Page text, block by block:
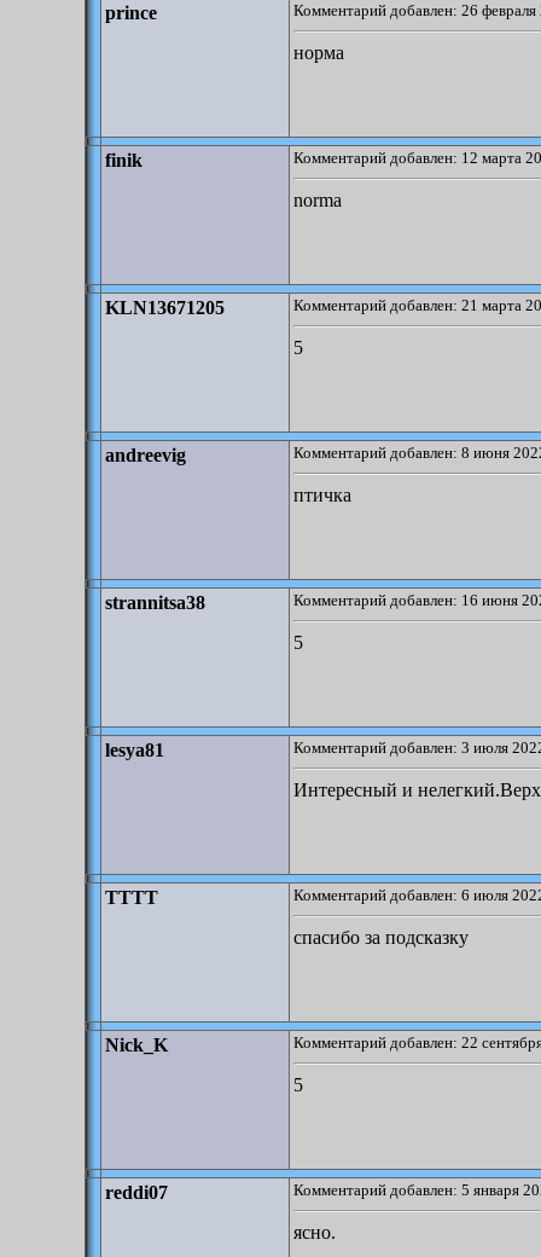
prince Комментарий добавлен: 26
норма
finik Комментарий добавлен: 12 марта
norma
KLN13671205 Комментарий добавлен: 21 марта
5
andreevig Комментарий добавлен: 8 июня
птичка
strannitsa38 Комментарий добавлен: 16 июня
5
lesya81 Комментарий добавлен: 3 июля
Интересный и
TTTT Комментарий добавлен: 6 июля
спасибо за подсказку
Nick_K Комментарий добавлен: 22
5
reddi07 Комментарий добавлен: 5 января
ясно.